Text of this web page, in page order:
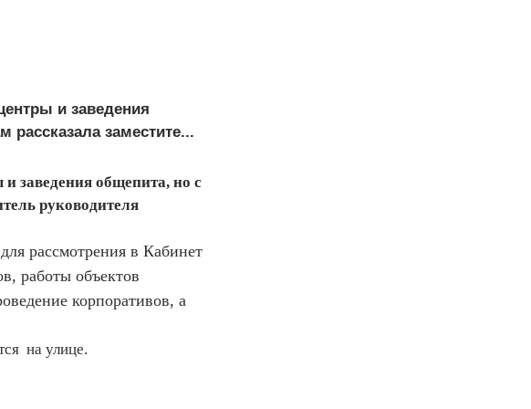
и заведения
заместите...
заведения общепита, но с
руководителя
рассмотрения в Кабинет
работы объектов
корпоративов, а
на улице.